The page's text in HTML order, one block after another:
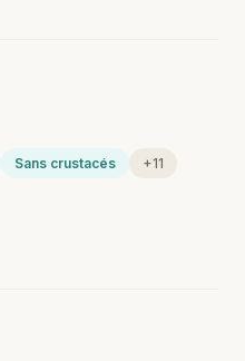
Sans crustacés +11